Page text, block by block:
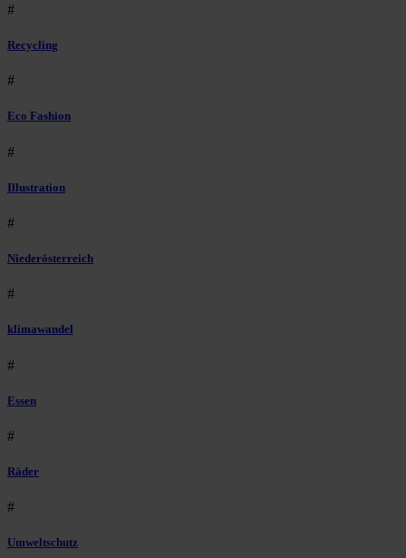
#
Recycling
#
Eco Fashion
#
Illustration
#
Niederösterreich
#
klimawandel
#
Essen
#
Räder
#
Umweltschutz